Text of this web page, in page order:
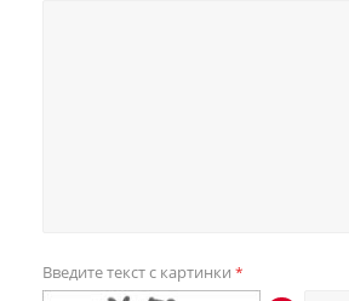
Введите текст с картинки*